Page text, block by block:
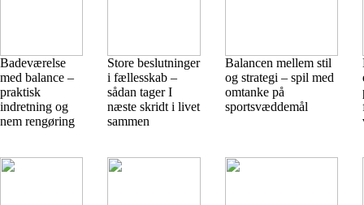
Badeværelse
med balance –
praktisk
indretning og
nem rengøring
Store beslutninger
i fællesskab –
sådan tager I
næste skridt i livet
sammen
Balancen mellem stil
og strategi – spil med
omtanke på
sportsvæddemål